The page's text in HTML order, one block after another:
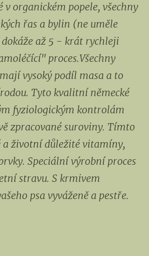
v organickém popele, všechny
řas a bylin (ne uměle
až 5 - krát rychleji
proces.Všechny
vysoký podíl masa a to
Tyto kvalitní německé
fyziologickým kontrolám
zpracované suroviny. Tímto
a životní důležité vitamíny,
Speciální výrobní proces
stravu. S krmivem
psa vyváženě a pestře.